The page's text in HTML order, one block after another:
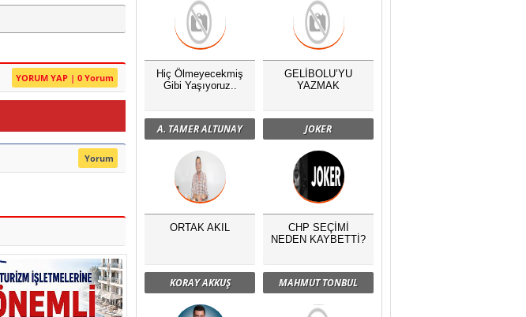
YORUM YAP | 0 Yorum
Yorum
Hiç Ölmeyecekmiş
Gibi Yaşıyoruz..
GELİBOLU’YU
YAZMAK
A. TAMER ALTUNAY
ORTAK AKIL
JOKER
CHP SEÇİMİ
NEDEN KAYBETTİ?
KORAY AKKUŞ MAHMUT TONBUL